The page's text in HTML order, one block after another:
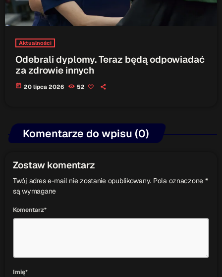
Aktualności
Odebrali dyplomy. Teraz będą odpowiadać
za zdrowie innych
today 20 lipca 2026 52
Komentarze do wpisu (0)
Zostaw komentarz
Twój adres e-mail nie zostanie opublikowany. Pola oznaczone *
są wymagane
Komentarz*
Imię*